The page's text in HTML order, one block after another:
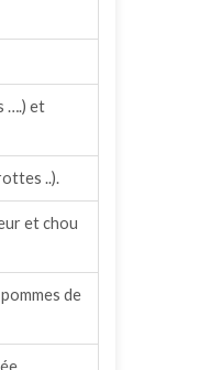
….) et
..).
et chou
de